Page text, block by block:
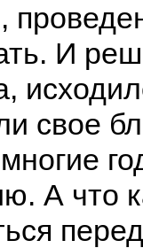
И
свое
А что